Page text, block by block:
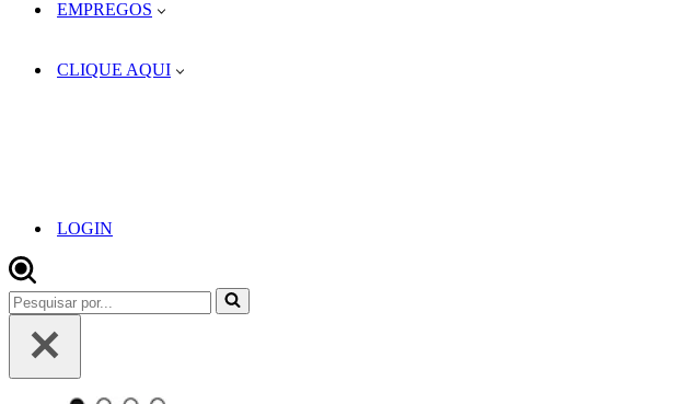
EMPREGOS
CLIQUE AQUI
LOGIN
Pesquisar
por...